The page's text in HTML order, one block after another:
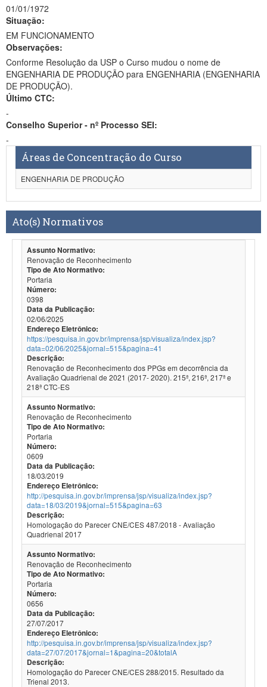
01/01/1972
Situação:
EM FUNCIONAMENTO
Observações:
Conforme Resolução da USP o Curso mudou o nome de
ENGENHARIA DE PRODUÇÃO para ENGENHARIA (ENGENHARIA
DE PRODUÇÃO).
Último CTC:
-
Conselho Superior - nº Processo SEI:
-
Áreas de Concentração do Curso
ENGENHARIA DE PRODUÇÃO
Ato(s) Normativos
Assunto Normativo:
Renovação de Reconhecimento
Tipo de Ato Normativo:
Portaria
Número:
0398
Data da Publicação:
02/06/2025
Endereço Eletrônico:
https://pesquisa.in.gov.br/imprensa/jsp/visualiza/index.jsp?
data=02/06/2025&jornal=515&pagina=41
Descrição:
Renovação de Reconhecimento dos PPGs em decorrência da
Avaliação Quadrienal de 2021 (2017- 2020). 215ª, 216ª, 217ª e
218ª CTC-ES
Assunto Normativo:
Renovação de Reconhecimento
Tipo de Ato Normativo:
Portaria
Número:
0609
Data da Publicação:
18/03/2019
Endereço Eletrônico:
http://pesquisa.in.gov.br/imprensa/jsp/visualiza/index.jsp?
data=18/03/2019&jornal=515&pagina=63
Descrição:
Homologação do Parecer CNE/CES 487/2018 - Avaliação
Quadrienal 2017
Assunto Normativo:
Renovação de Reconhecimento
Tipo de Ato Normativo:
Portaria
Número:
0656
Data da Publicação:
27/07/2017
Endereço Eletrônico:
http://pesquisa.in.gov.br/imprensa/jsp/visualiza/index.jsp?
data=27/07/2017&jornal=1&pagina=20&totalA
Descrição:
Homologação do Parecer CNE/CES 288/2015. Resultado da
Trienal 2013.